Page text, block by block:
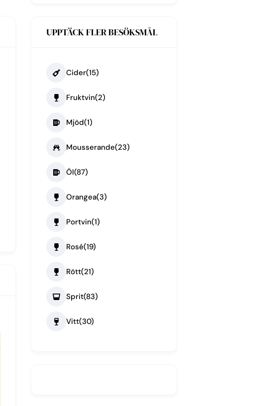
UPPTÄCK FLER BESÖKSMÅL
Cider(15)
Fruktvin(2)
Mjöd(1)
Mousserande(23)
Öl(87)
Orangea(3)
Portvin(1)
Rosé(19)
Rött(21)
Sprit(83)
Vitt(30)